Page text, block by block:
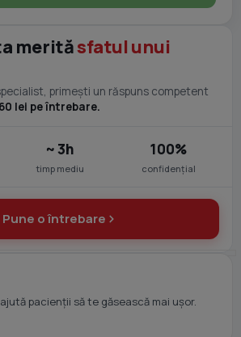
merităsfatul unui
primești un răspuns competent
lei pe întrebare.
~ 3h
timp mediu
100%
confidențial
Pune o întrebare
pacienții să te găsească mai ușor.